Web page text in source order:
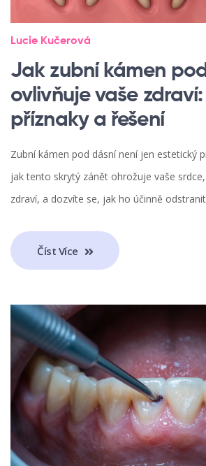
Lucie Kučerová
Jak zubní kámen
ovlivňuje vaše zdraví:
příznaky a řešení
Zubní kámen pod dásní není jen estetický
jak tento skrytý zánět ohrožuje vaše
zdraví, a dozvíte se, jak ho účinně
Číst Více